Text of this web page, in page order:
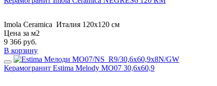
Imola Ceramica Италия 120x120 см
Цена за м2
9 366 руб.
В корзину
Керамогранит Estima Melody MO07 30,6x60,9